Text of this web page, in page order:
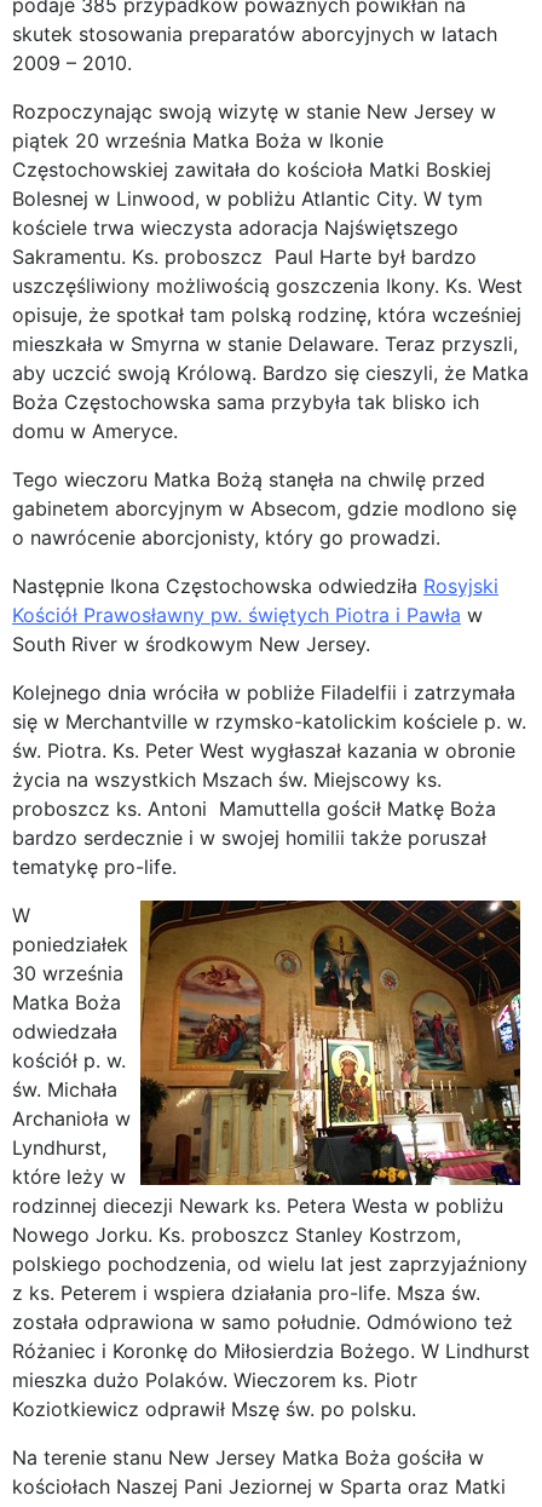
skutek stosowania preparatów aborcyjnych w latach
2009 – 2010.
Rozpoczynając swoją wizytę w stanie New Jersey w
piątek 20 września Matka Boża w Ikonie
Częstochowskiej zawitała do kościoła Matki Boskiej
Bolesnej w Linwood, w pobliżu Atlantic City. W tym
kościele trwa wieczysta adoracja Najświętszego
Sakramentu. Ks. proboszcz Paul Harte był bardzo
uszczęśliwiony możliwością goszczenia Ikony. Ks. West
opisuje, że spotkał tam polską rodzinę, która wcześniej
mieszkała w Smyrna w stanie Delaware. Teraz przyszli,
aby uczcić swoją Królową. Bardzo się cieszyli, że Matka
Boża Częstochowska sama przybyła tak blisko ich
domu w Ameryce.
Tego wieczoru Matka Bożą stanęła na chwilę przed
gabinetem aborcyjnym w Absecom, gdzie modlono się
o nawrócenie aborcjonisty, który go prowadzi.
Następnie Ikona Częstochowska odwiedziła Rosyjski
Kościół Prawosławny pw. świętych Piotra i Pawła w
South River w środkowym New Jersey.
Kolejnego dnia wróciła w pobliże Filadelfii i zatrzymała
się w Merchantville w rzymsko-katolickim kościele p. w.
św. Piotra. Ks. Peter West wygłaszał kazania w obronie
życia na wszystkich Mszach św. Miejscowy ks.
proboszcz ks. Antoni Mamuttella gościł Matkę Boża
bardzo serdecznie i w swojej homilii także poruszał
tematykę pro-life.
W
poniedziałek
30 września
Matka Boża
odwiedzała
kościół p. w.
św. Michała
Archanioła w
Lyndhurst,
które leży w
rodzinnej diecezji Newark ks. Petera Westa w pobliżu
Nowego Jorku. Ks. proboszcz Stanley Kostrzom,
polskiego pochodzenia, od wielu lat jest zaprzyjaźniony
z ks. Peterem i wspiera działania pro-life. Msza św.
została odprawiona w samo południe. Odmówiono też
Różaniec i Koronkę do Miłosierdzia Bożego. W Lindhurst
mieszka dużo Polaków. Wieczorem ks. Piotr
Koziotkiewicz odprawił Mszę św. po polsku.
Na terenie stanu New Jersey Matka Boża gościła w
kościołach Naszej Pani Jeziornej w Sparta oraz Matki